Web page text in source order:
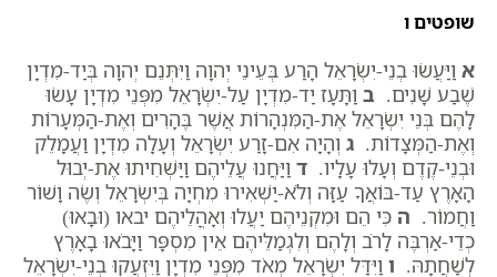
שופטים ו
א וַיַּעֲשׂוּ בְנֵי-יִשְׂרָאֵל הָרַע בְּעֵינֵי יְהוָה וַיִּתְּנֵם יְהוָה בְּיַד-מִדְיָן
שֶׁבַע שָׁנִים. ב וַתָּעָז יַד-מִדְיָן עַל-יִשְׂרָאֵל מִפְּנֵי מִדְיָן עָשׂוּ
לָהֶם בְּנֵי יִשְׂרָאֵל אֶת-הַמִּנְהָרוֹת אֲשֶׁר בֶּהָרִים וְאֶת-הַמְּעָרוֹת
וְאֶת-הַמְּצָדוֹת. ג וְהָיָה אִם-זָרַע יִשְׂרָאֵל וְעָלָה מִדְיָן וַעֲמָלֵק
וּבְנֵי-קֶדֶם וְעָלוּ עָלָיו. ד וַיַּחֲנוּ עֲלֵיהֶם וַיַּשְׁחִיתוּ אֶת-יְבוּל
הָאָרֶץ עַד-בּוֹאֲךָ עַזָּה וְלֹא-יַשְׁאִירוּ מִחְיָה בְּיִשְׂרָאֵל וְשֶׂה וָשׁוֹר
וַחֲמוֹר. ה כִּי הֵם וּמִקְנֵיהֶם יַעֲלוּ וְאָהֳלֵיהֶם יבאו (וּבָאוּ)
כְדֵי-אַרְבֶּה לָרֹב וְלָהֶם וְלִגְמַלֵּיהֶם אֵין מִסְפָּר וַיָּבֹאוּ בָאָרֶץ
לְשַׁחֲתָהּ. ו וַיִּדַּל יִשְׂרָאֵל מְאֹד מִפְּנֵי מִדְיָן וַיִּזְעֲקוּ בְנֵי-יִשְׂרָאֵל